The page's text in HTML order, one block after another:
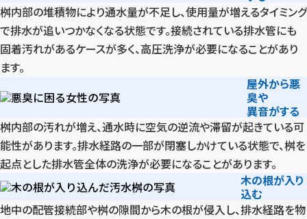
桝内部の堆積物により通水量が不足し、使用量が増えるタイミング
で排水が追いつかなくなる状態です。接続されている排水管にも
固着汚れがあるケースが多く、高圧洗浄が必要になることがあり
ます。
屋外から悪
臭や
異音がする
桝内部の汚れが増え、通水時に空気の逆流や滞留が起きている可
能性があります。排水経路の一部が閉塞しかけている状態で、桝を
起点とした排水管全体の洗浄が必要になることがあります。
木の根が入り
込む
地中の配管接続部や桝の隙間から木の根が侵入し、排水経路を物